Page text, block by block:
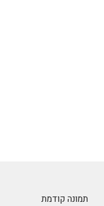
תמונה קודמת